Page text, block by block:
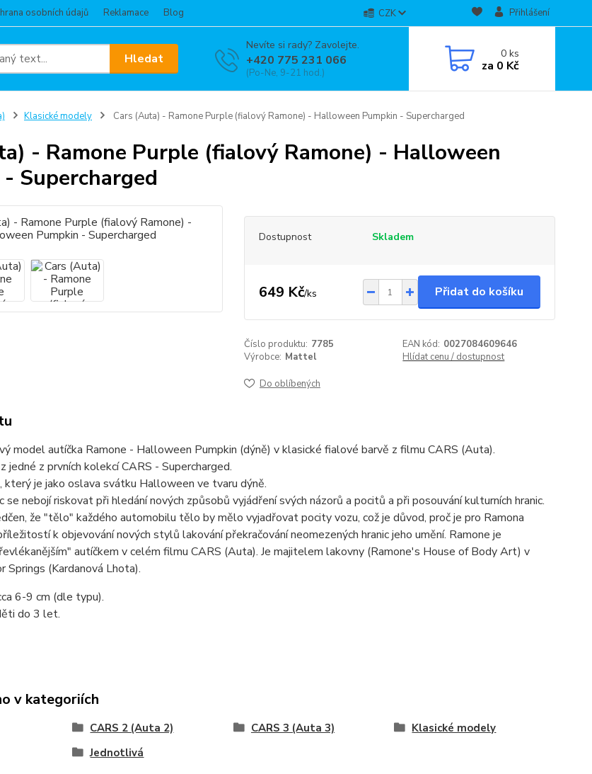
osobních údajů Reklamace Blog CZK Přihlášení
Hledat
Nevíte si rady? Zavolejte.
+420 775 231 066
(Po-Ne, 9-21 hod.)
0ks
za 0 Kč
Klasické modely Cars (Auta) - Ramone Purple (fialový Ramone) - Halloween Pumpkin - Supercharged
- Ramone Purple (fialový Ramone) - Halloween
Supercharged
Dostupnost Skladem
649 Kč/ks Přidat do košíku
Číslo produktu: 7785 EAN kód: 0027084609646
Výrobce: Mattel Hlídat cenu / dostupnost
Do oblíbených
model autíčka Ramone - Halloween Pumpkin (dýně) v klasické fialové barvě z filmu CARS (Auta).
jedné z prvních kolekcí CARS - Supercharged.
který je jako oslava svátku Halloween ve tvaru dýně.
se nebojí riskovat při hledání nových způsobů vyjádření svých názorů a pocitů a při posouvání kulturních hranic.
že "tělo" každého automobilu tělo by mělo vyjadřovat pocity vozu, což je důvod, proč je pro Ramona
k objevování nových stylů lakování překračování neomezených hranic jeho umění. Ramone je
autíčkem v celém filmu CARS (Auta). Je majitelem lakovny (Ramone's House of Body Art) v
Springs (Kardanová Lhota).
6-9 cm (dle typu).
do 3 let.
v kategoriích
CARS 2 (Auta 2) CARS 3 (Auta 3)
Klasické modely
Jednotlivá